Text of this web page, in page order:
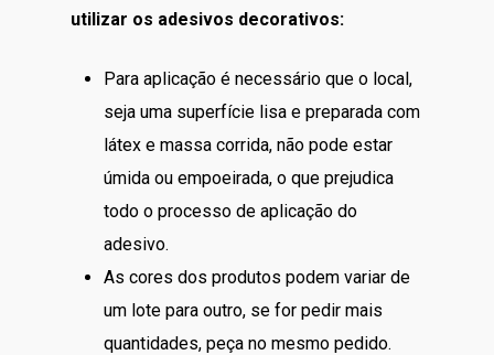
utilizar os adesivos decorativos:
Para aplicação é necessário que o local,
seja uma superfície lisa e preparada com
látex e massa corrida, não pode estar
úmida ou empoeirada, o que prejudica
todo o processo de aplicação do
adesivo.
As cores dos produtos podem variar de
um lote para outro, se for pedir mais
quantidades, peça no mesmo pedido.